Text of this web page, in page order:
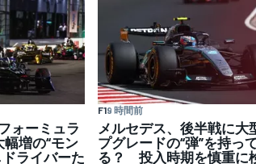
ォーミュラ
増の“モン
ライバーた
F19 時間前
メルセデス、後半戦に大
プグレードの“弾”を持っ
る？ 投入時期を慎重に